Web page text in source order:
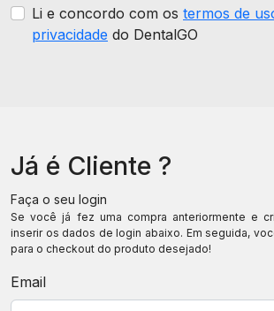
Li e concordo com os termos de
privacidade do DentalGO
Já é Cliente ?
Faça o seu login
Se você já fez uma compra anteriormente e
inserir os dados de login abaixo. Em seguida,
para o checkout do produto desejado!
Email